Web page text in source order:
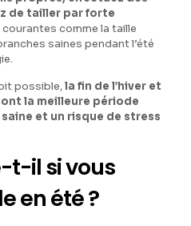
de tailler par forte
courantes comme la taille
saines pendant l’été
possible,la fin de l’hiver et
la meilleure période
et un risque de stress
t-il si vous
en été ?